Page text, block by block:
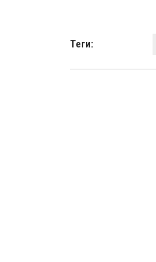
Теги: